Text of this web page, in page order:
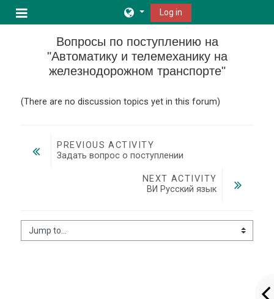
Side panel
Log in
Вопросы по поступлению на
"Автоматику и телемеханику на
железнодорожном транспорте"
(There are no discussion topics yet in this forum)
PREVIOUS ACTIVITY
Задать вопрос о поступлении
NEXT ACTIVITY
ВИ Русский язык
Jump to...